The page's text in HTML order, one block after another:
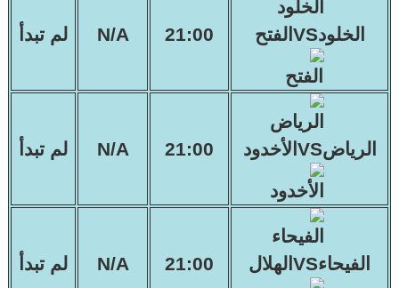
الخلودVSالفتح 21:00
N/A لم تبدأ
الرياضVSالأخدود 21:00
N/A لم تبدأ
الفيحاءVSالهلال 21:00
N/A لم تبدأ